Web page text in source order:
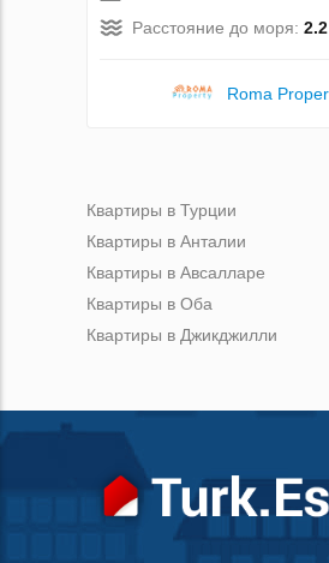
Расстояние до моря:
Roma
Квартиры в Турции
Квартиры в Анталии
Квартиры в Авсалларе
Квартиры в Оба
Квартиры в Джикджилли